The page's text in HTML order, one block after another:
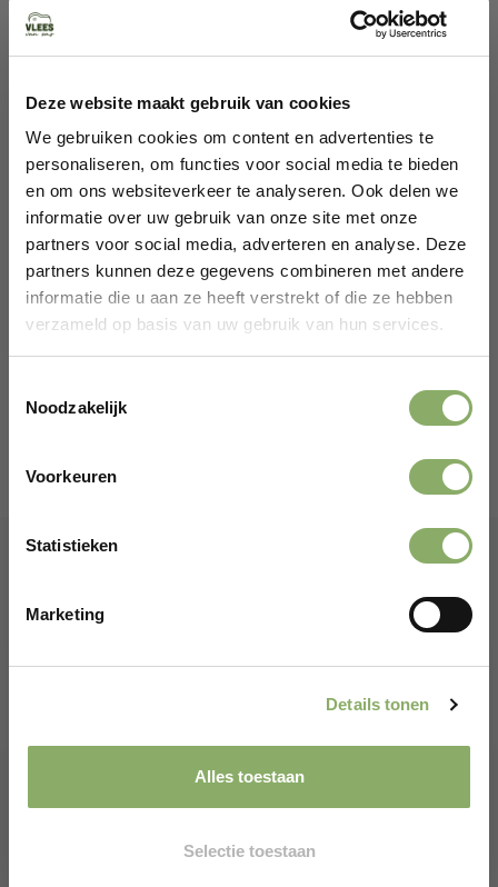
Deze website maakt gebruik van cookies
We gebruiken cookies om content en advertenties te
personaliseren, om functies voor social media te bieden
en om ons websiteverkeer te analyseren. Ook delen we
informatie over uw gebruik van onze site met onze
partners voor social media, adverteren en analyse. Deze
partners kunnen deze gegevens combineren met andere
informatie die u aan ze heeft verstrekt of die ze hebben
verzameld op basis van uw gebruik van hun services.
Noodzakelijk
Voorkeuren
Statistieken
Marketing
Details tonen
Alles toestaan
Selectie toestaan
Wil je genieten van heerlijk, duurzaam en
Akkervarkens gehakt via onze website. Ontdek het
uitgebreide assortiment en proef het verschil! Voor
meer informatie over het bestelproces kun je terecht
op onzeklantenservicepagina.
Conclusie
Akkervarkens gehakt is niet alleen een heerlijke keuze,
maar ook een bewuste keuze. Het vlees is afkomstig
van dieren die op een natuurlijke manier zijn
de omgeving. Kies voor Akkervarkens gehakt en proef
Er wacht een kortingscode op je.